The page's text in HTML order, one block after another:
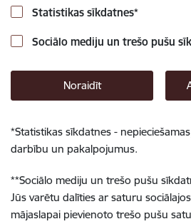
Statistikas sīkdatnes*
Sociālo mediju un trešo pušu
Noraidīt
*Statistikas sīkdatnes -
darbību un pakalpojumus.
**Sociālo mediju un trešo pušu
Jūs varētu dalīties ar saturu
mājaslapai pievienoto trešo pušu